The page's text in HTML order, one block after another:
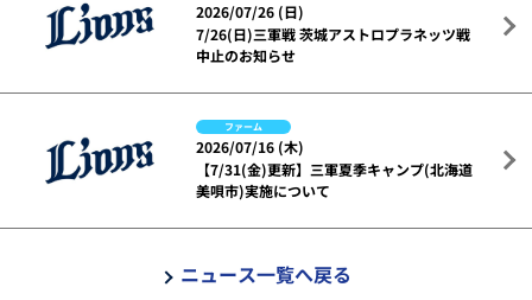
2026/07/26 (日)
7/26(日)三軍戦 茨城アストロプラネッツ戦
中止のお知らせ
ファーム
2026/07/16 (木)
【7/31(金)更新】三軍夏季キャンプ(北海道
美唄市)実施について
ニュース一覧へ戻る